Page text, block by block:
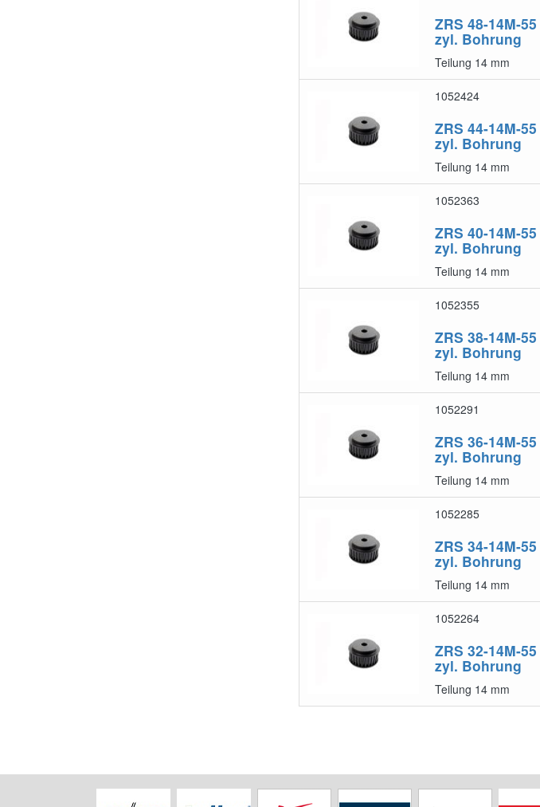
ZRS 48-14M-55
zyl. Bohrung
Teilung 14 mm
1052424
ZRS 44-14M-55
zyl. Bohrung
Teilung 14 mm
1052363
ZRS 40-14M-55
zyl. Bohrung
Teilung 14 mm
1052355
ZRS 38-14M-55
zyl. Bohrung
Teilung 14 mm
1052291
ZRS 36-14M-55
zyl. Bohrung
Teilung 14 mm
1052285
ZRS 34-14M-55
zyl. Bohrung
Teilung 14 mm
1052264
ZRS 32-14M-55
zyl. Bohrung
Teilung 14 mm